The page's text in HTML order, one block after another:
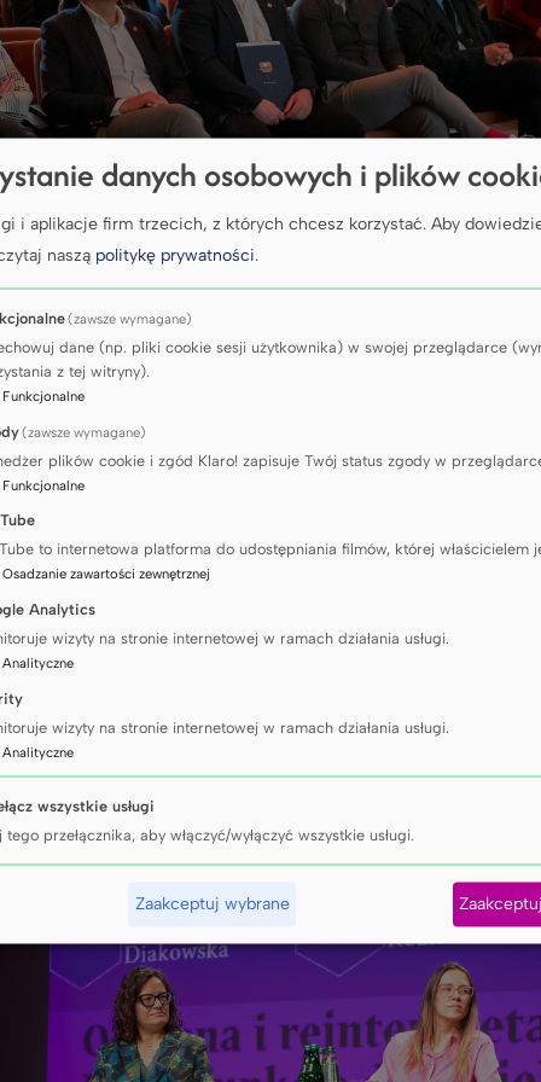
była debata ekspertek dotycząca
kulturowego oraz zapewnienia mu trwania
i obiektom zabytkowym. Dyskusja, która
Lehmann
, objęła różne perspektywy ochrony
Ewelina Diakowska, specjalistka w
Dagmara Rozkwitalska
,
Cesarska organizującej procesy
orazMarta Szadowiak , dyrektorka
danych osobowych i plików
i aplikacje firm trzecich, z których chcesz korzystać. Aby
naszą politykę prywatności.
(zawsze wymagane)
dane (np. pliki cookie sesji użytkownika) w swojej przeglądarce
z tej witryny).
Funkcjonalne
(zawsze wymagane)
plików cookie i zgód Klaro! zapisuje Twój status zgody w
Funkcjonalne
to internetowa platforma do udostępniania filmów, której właścicielem
Osadzanie zawartości zewnętrznej
Analytics
wizyty na stronie internetowej w ramach działania usługi.
Analityczne
wizyty na stronie internetowej w ramach działania usługi.
Analityczne
wszystkie usługi
tego przełącznika, aby włączyć/wyłączyć wszystkie usługi.
Zaakceptuj wybrane